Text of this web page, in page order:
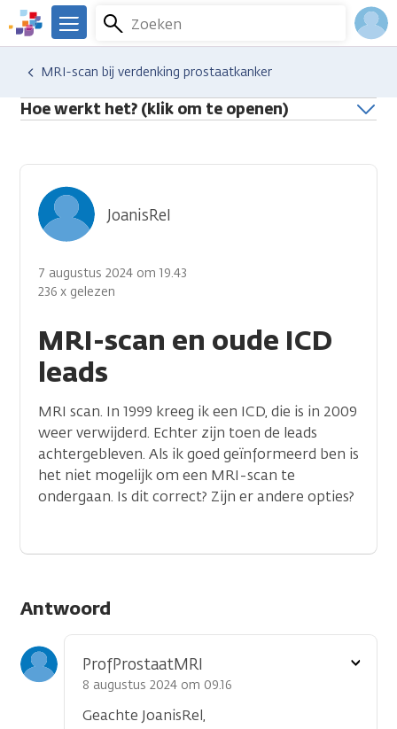
Overslaan
en
naar
inhoud
gaan
We
er
voor
je.
Zoeken
Menu
Hulp en ondersteuning
Stel je vraag aan een professional
MRI-scan bij verdenking prostaatkanker
Hoe werkt het? (klik om te openen)
MRI-scan en oude ICD
leads
JoanisRel
7 augustus 2024 om 19.43
236 x gelezen
MRI scan. In 1999 kreeg ik een ICD, die is in 2009
weer verwijderd. Echter zijn toen de leads
achtergebleven. Als ik goed geïnformeerd ben is
het niet mogelijk om een MRI-scan te
ondergaan. Is dit correct? Zijn er andere opties?
Antwoord
ProfProstaatMRI
8 augustus 2024 om 09.16
Geachte JoanisRel,
Toon